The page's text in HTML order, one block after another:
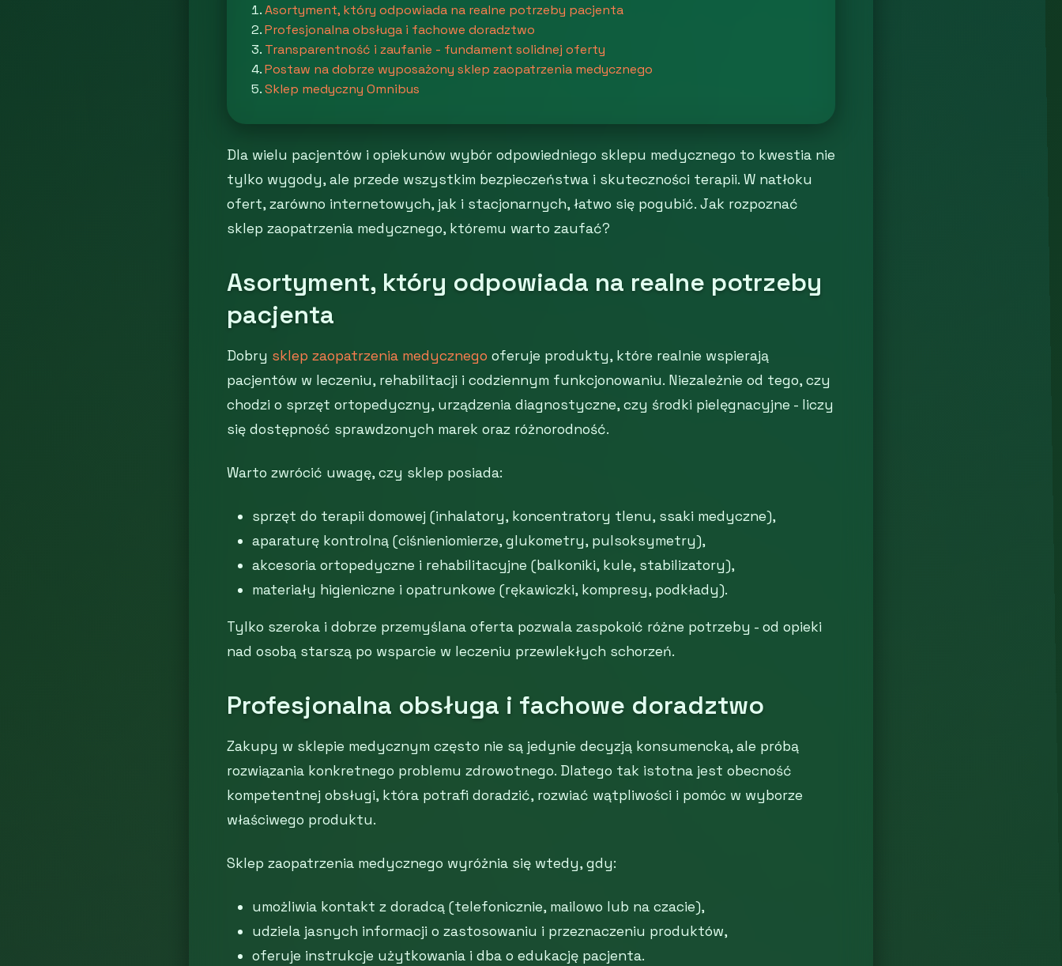
Asortyment, który odpowiada na realne potrzeby pacjenta
Profesjonalna obsługa i fachowe doradztwo
Transparentność i zaufanie - fundament solidnej oferty
Postaw na dobrze wyposażony sklep zaopatrzenia medycznego
Sklep medyczny Omnibus
Dla wielu pacjentów i opiekunów wybór odpowiedniego sklepu medycznego to kwestia nie
tylko wygody, ale przede wszystkim bezpieczeństwa i skuteczności terapii. W natłoku
ofert, zarówno internetowych, jak i stacjonarnych, łatwo się pogubić. Jak rozpoznać
sklep zaopatrzenia medycznego, któremu warto zaufać?
Asortyment, który odpowiada na realne potrzeby
pacjenta
Dobry sklep zaopatrzenia medycznego oferuje produkty, które realnie wspierają
pacjentów w leczeniu, rehabilitacji i codziennym funkcjonowaniu. Niezależnie od tego, czy
chodzi o sprzęt ortopedyczny, urządzenia diagnostyczne, czy środki pielęgnacyjne - liczy
się dostępność sprawdzonych marek oraz różnorodność.
Warto zwrócić uwagę, czy sklep posiada:
sprzęt do terapii domowej (inhalatory, koncentratory tlenu, ssaki medyczne),
aparaturę kontrolną (ciśnieniomierze, glukometry, pulsoksymetry),
akcesoria ortopedyczne i rehabilitacyjne (balkoniki, kule, stabilizatory),
materiały higieniczne i opatrunkowe (rękawiczki, kompresy, podkłady).
Tylko szeroka i dobrze przemyślana oferta pozwala zaspokoić różne potrzeby - od opieki
nad osobą starszą po wsparcie w leczeniu przewlekłych schorzeń.
Profesjonalna obsługa i fachowe doradztwo
Zakupy w sklepie medycznym często nie są jedynie decyzją konsumencką, ale próbą
rozwiązania konkretnego problemu zdrowotnego. Dlatego tak istotna jest obecność
kompetentnej obsługi, która potrafi doradzić, rozwiać wątpliwości i pomóc w wyborze
właściwego produktu.
Sklep zaopatrzenia medycznego wyróżnia się wtedy, gdy:
umożliwia kontakt z doradcą (telefonicznie, mailowo lub na czacie),
udziela jasnych informacji o zastosowaniu i przeznaczeniu produktów,
oferuje instrukcje użytkowania i dba o edukację pacjenta.